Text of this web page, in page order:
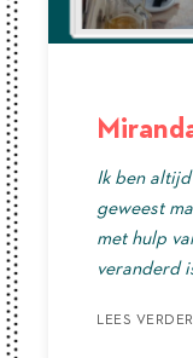
LEES
LEES
Ik ben
geweest
met hulp
veranderd
LEES